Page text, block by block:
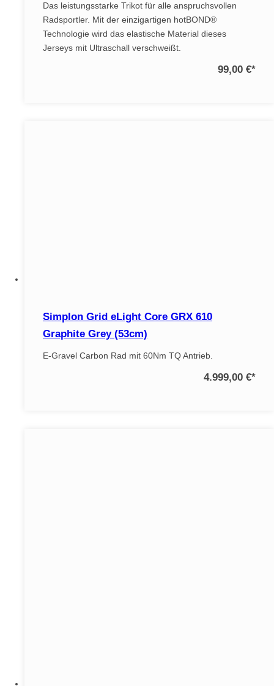
Das leistungsstarke Trikot für alle anspruchsvollen
Radsportler. Mit der einzigartigen hotBOND®
Technologie wird das elastische Material dieses
Jerseys mit Ultraschall verschweißt.
99,00 €*
Simplon Grid eLight Core GRX 610
Graphite Grey (53cm)
E-Gravel Carbon Rad mit 60Nm TQ Antrieb.
4.999,00 €*